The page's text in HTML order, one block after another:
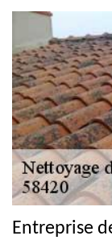
Entreprise